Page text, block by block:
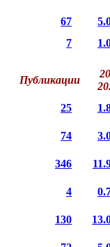
67
7
Публикации
25
74
346
4
130